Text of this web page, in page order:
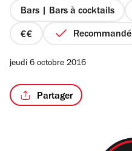
Bars | Bars à cocktails
prix
4
Recommandé
jeudi 6 octobre 2016
Partager